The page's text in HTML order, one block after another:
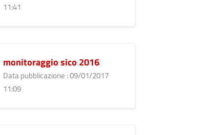
11:41
monitoraggio sico 2016
Data pubblicazione : 09/01/2017
11:09